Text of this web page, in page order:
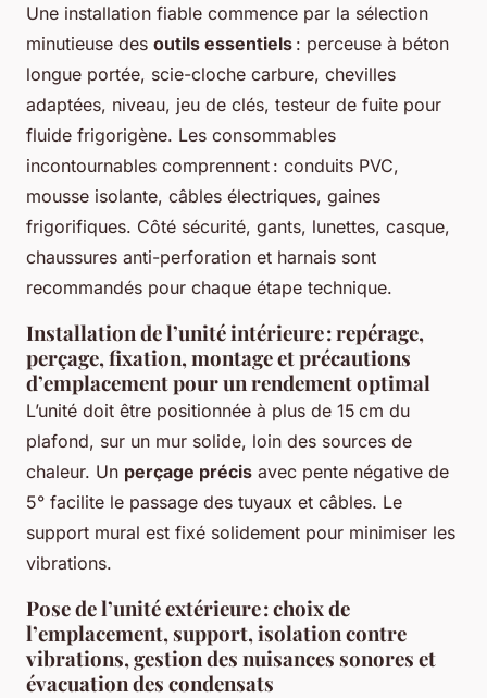
Une installation fiable commence par la sélection
minutieuse des outils essentiels : perceuse à béton
longue portée, scie-cloche carbure, chevilles
adaptées, niveau, jeu de clés, testeur de fuite pour
fluide frigorigène. Les consommables
incontournables comprennent : conduits PVC,
mousse isolante, câbles électriques, gaines
frigorifiques. Côté sécurité, gants, lunettes, casque,
chaussures anti-perforation et harnais sont
recommandés pour chaque étape technique.
Installation de l’unité intérieure : repérage,
perçage, fixation, montage et précautions
d’emplacement pour un rendement optimal
L’unité doit être positionnée à plus de 15 cm du
plafond, sur un mur solide, loin des sources de
chaleur. Un perçage précis avec pente négative de
5° facilite le passage des tuyaux et câbles. Le
support mural est fixé solidement pour minimiser les
vibrations.
Pose de l’unité extérieure : choix de
l’emplacement, support, isolation contre
vibrations, gestion des nuisances sonores et
évacuation des condensats